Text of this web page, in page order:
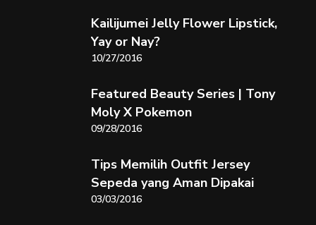
Kailijumei Jelly Flower Lipstick,
Yay or Nay?
10/27/2016
Featured Beauty Series | Tony
Moly X Pokemon
09/28/2016
Tips Memilih Outfit Jersey
Sepeda yang Aman Dipakai
03/03/2016